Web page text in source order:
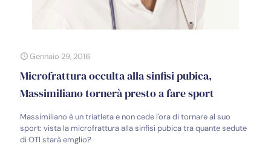
Gennaio 29, 2016
Microfrattura occulta alla sinfisi pubica,
Massimiliano tornerà presto a fare sport
Massimiliano è un triatleta e non cede l'ora di tornare al suo
sport: vista la microfrattura alla sinfisi pubica tra quante sedute
di OTI starà emglio?